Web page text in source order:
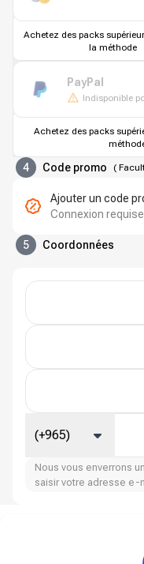
Achetez des packs
la méthode
PayPal
Indisponible
Achetez des packs
4 Code promo (
Ajouter un code
Connexion requise
5 Coordonnées
(+965)
Nous vous enverrons
saisir votre adresse e-